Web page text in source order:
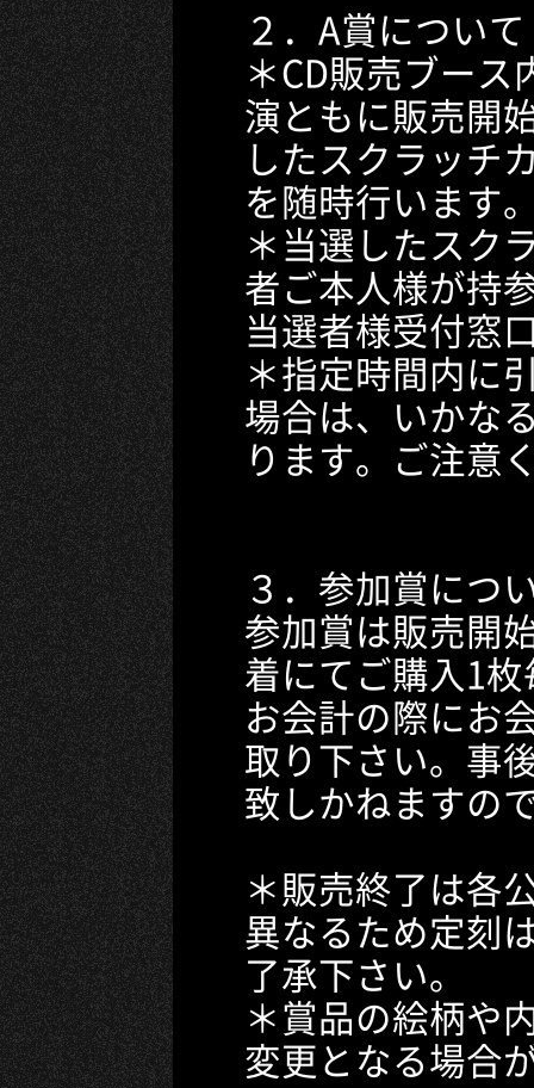
２．A賞について
＊CD販売ブー
演ともに販売開
したスクラッチ
を随時行います
＊当選したスク
者ご本人様が持
当選者様受付窓
＊指定時間内に
場合は、いかな
ります。ご注意
３．参加賞につ
参加賞は販売開
着にてご購入1
お会計の際にお
取り下さい。事
致しかねますの
＊販売終了は各
異なるため定刻
了承下さい。
＊賞品の絵柄や
変更となる場合